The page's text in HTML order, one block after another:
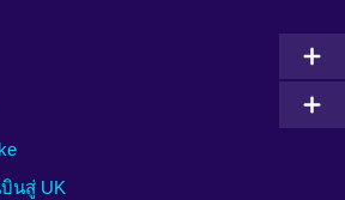
นสู่ UK